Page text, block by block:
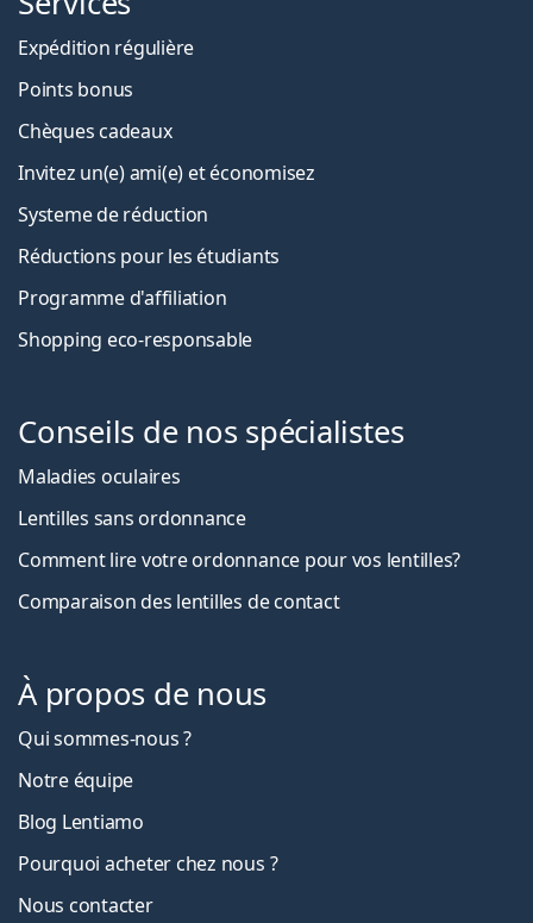
Expédition régulière
Points bonus
Chèques cadeaux
Invitez un(e) ami(e) et économisez
Systeme de réduction
Réductions pour les étudiants
Programme d'affiliation
Shopping eco-responsable
Conseils de nos spécialistes
Maladies oculaires
Lentilles sans ordonnance
Comment lire votre ordonnance pour vos lentilles?
Comparaison des lentilles de contact
À propos de nous
Qui sommes-nous ?
Notre équipe
Blog Lentiamo
Pourquoi acheter chez nous ?
Nous contacter